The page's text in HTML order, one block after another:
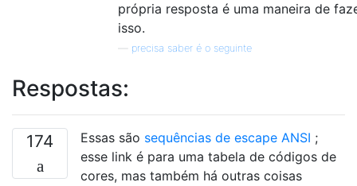
própria resposta é uma maneira de
isso.
precisa saber é o seguinte
Respostas:
174 Essas são sequências de escape ANSI ;
esse link é para uma tabela de códigos de
cores, mas também há outras coisas